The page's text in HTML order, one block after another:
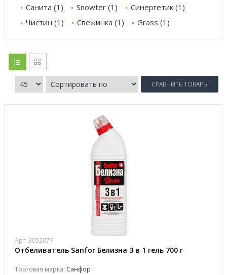
Санита (1)
Snowter (1)
Синергетик (1)
Чистин (1)
Свежинка (1) Grass (1)
СРАВНИТЬ ТОВАРЫ
Арт. 3052077
Отбеливатель Sanfor Белизна 3 в 1 гель 700 г
Торговая марка: Санфор